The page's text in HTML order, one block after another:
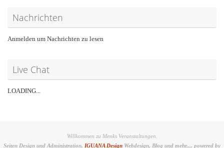
Nachrichten
Anmelden um Nachrichten zu lesen
Live Chat
LOADING...
Willkommen zu Menks Veranstaltungen.
Seiten Design und Administration, IGUANA Design Webdesign, Blog und mehr.... powered by